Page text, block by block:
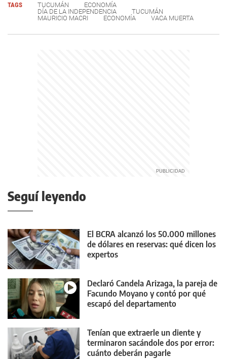
TAGS TUCUMÁN
ECONOMÍA
DÍA DE LA INDEPENDENCIA
TUCUMÁN
MAURICIO MACRI
ECONOMÍA VACA MUERTA
Seguí leyendo
El BCRA alcanzó los 50.000 millones
de dólares en reservas: qué dicen los
expertos
Declaró Candela Arizaga, la pareja de
Facundo Moyano y contó por qué
escapó del departamento
Tenían que extraerle un diente y
terminaron sacándole dos por error:
cuánto deberán pagarle